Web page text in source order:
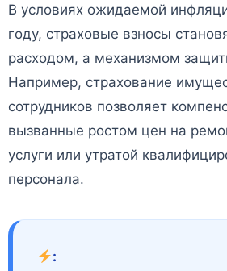
В условиях ожидаемой
году, страховые взносы
расходом, а механизмом
Например, страхование
сотрудников позволяет
вызванные ростом цен на
услуги или утратой
персонала.
: